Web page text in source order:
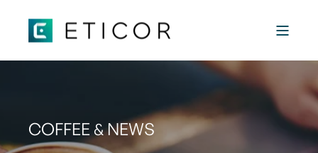
COFFEE & NEWS